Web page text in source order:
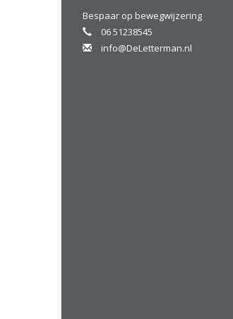
Bespaar op bewegwijzering
06 51238545
info@DeLetterman.nl